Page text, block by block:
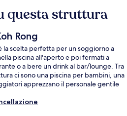
questa struttura
Rong
la scelta perfetta per un soggiorno a
piscina all'aperto e poi fermati a
o a bere un drink al bar/lounge. Tra
ci sono una piscina per bambini, una
apprezzano il personale gentile